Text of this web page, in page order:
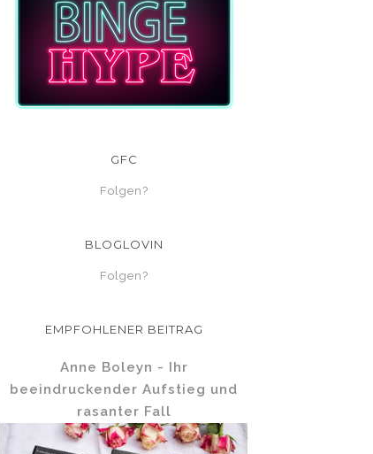
GFC
Folgen?
BLOGLOVIN
Folgen?
EMPFOHLENER BEITRAG
Anne Boleyn - Ihr
beeindruckender Aufstieg und
rasanter Fall